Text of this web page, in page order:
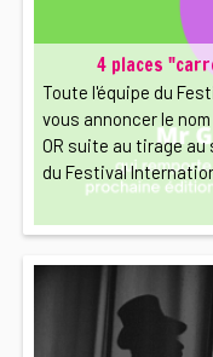
4 places
Toute l'équipe du
vous annoncer le
OR suite au tirage
du Festival